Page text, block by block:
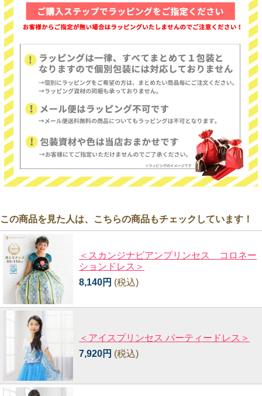
この商品を見た人は、こちらの商品もチェックしています！
＜スカンジナビアンプリンセス コロネー
ションドレス＞
8,140円 (税込)
＜アイスプリンセス パーティードレス＞
7,920円 (税込)